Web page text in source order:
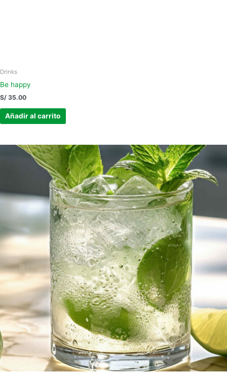
Drinks
Be happy
S/ 35.00
Añadir al carrito